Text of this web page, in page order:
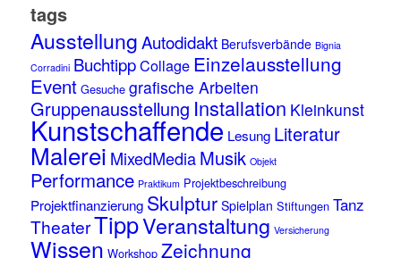
tags
AusstellungAutodidakt Berufsverbände Bignia
Corradini BuchtippCollage Einzelausstellung
Event Gesuche grafische Arbeiten
Gruppenausstellung Installation Kleinkunst
Kunstschaffende Lesung Literatur
Malerei MixedMedia Musik Objekt
Performance Praktikum Projektbeschreibung
Projektfinanzierung Skulptur Spielplan Stiftungen Tanz
TheaterTippVeranstaltung Versicherung
Wissen Workshop Zeichnung